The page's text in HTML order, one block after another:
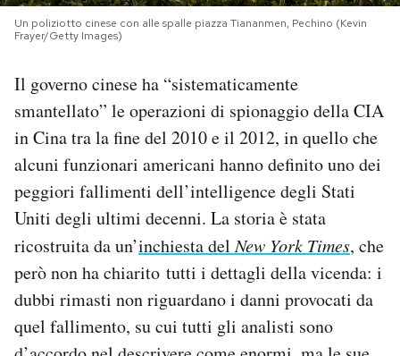
I MIEI PREFERITI
AREA PERSONALE
Area Personale
Newsletter
Notifiche mobile
Regala il Post
Un poliziotto cinese con alle spalle piazza Tiananmen, Pechino (Kevin
Frayer/Getty Images)
Il governo cinese ha “sistematicamente
smantellato” le operazioni di spionaggio della CIA
in Cina tra la fine del 2010 e il 2012, in quello che
alcuni funzionari americani hanno definito uno dei
peggiori fallimenti dell’intelligence degli Stati
Uniti degli ultimi decenni. La storia è stata
ricostruita da un’inchiesta delNew York Times, che
però non ha chiarito tutti i dettagli della vicenda: i
dubbi rimasti non riguardano i danni provocati da
quel fallimento, su cui tutti gli analisti sono